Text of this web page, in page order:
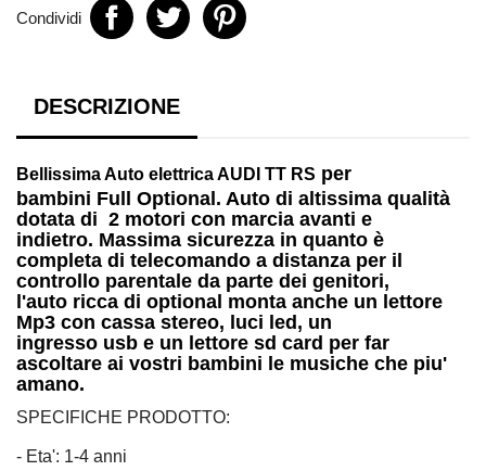
Condividi
DESCRIZIONE
BellissimaAuto elettrica AUDI TT RS per
bambini Full Optional. Auto di altissima qualità
dotata di 2 motori con marcia avanti e
indietro. Massima sicurezza in quanto è
completa di telecomando a distanza per il
controllo parentale da parte dei genitori,
l'auto ricca di optional monta anche un lettore
Mp3 con cassa stereo, luci led, un
ingresso usb e un lettore sd card per far
ascoltare ai vostri bambini le musiche che piu'
amano.
SPECIFICHE PRODOTTO:
- Eta': 1-4 anni